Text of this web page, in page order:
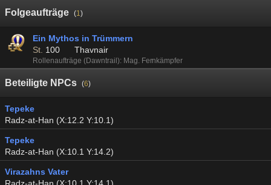
Folgeaufträge (1)
Ein Mythos in Trümmern
St. 100 Thavnair
Rollenaufträge (Dawntrail): Mag. Fernkämpfer
Beteiligte NPCs (6)
Tepeke
Radz-at-Han (X:12.2 Y:10.1)
Tepeke
Radz-at-Han (X:10.1 Y:14.2)
Virazahns Vater